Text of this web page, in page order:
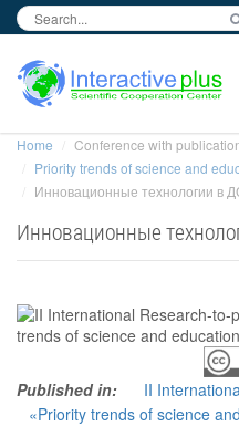
Home
Conference with
Priority trends of science and
Инновационные технологии в
Инновационные
Published in:
II
«Priority trends of science